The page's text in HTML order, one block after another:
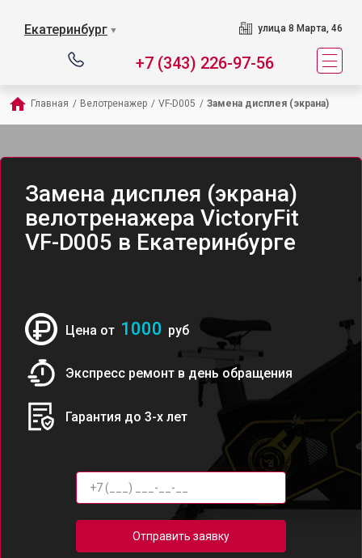
Екатеринбург ▼ улица 8 Марта, 46
+7 (343) 226-97-56
Главная / Велотренажер / VF-D005 / Замена дисплея (экрана)
Замена дисплея (экрана)
велотренажера VictoryFit
VF-D005 в Екатеринбурге
Цена от 1000 руб
Экспресс ремонт в день обращения
Гарантия до 3-х лет
Отправить заявку